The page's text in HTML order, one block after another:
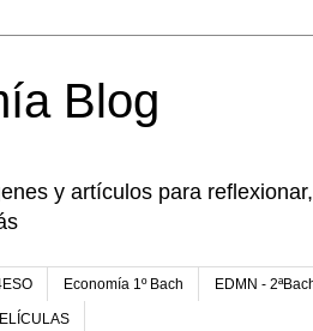
Blog
y artículos para
Economía 1º Bach EDMN -